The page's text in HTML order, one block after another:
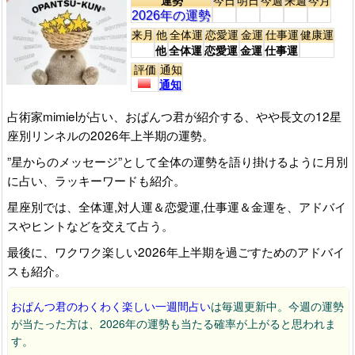
2026年の運勢
来月他
他
全体運
全体運
恋愛運
恋愛運
金運
金運
仕事運
仕事運
健康運
評価 通知
通知
占術家mimielが占い、おぱんつ君が紹介する、やや長文の12星
座別リンネルの2026年上半期の運勢。
”星からのメッセージ”として全体の運勢を語り掛けるように月別
に占い、ラッキーワードも紹介。
星座別では、全体運,対人運＆恋愛運,仕事運＆金運を、アドバイ
スやヒントなどを交えて占う。
最後に、ワクワク楽しい2026年上半期を過ごすためのアドバイ
スも紹介。
おぱんつ君のわくわく楽しい一週間占いは毎週更新中。今週の運勢
が当たった方は、2026年の運勢も当たる確率が上がると思われま
す。